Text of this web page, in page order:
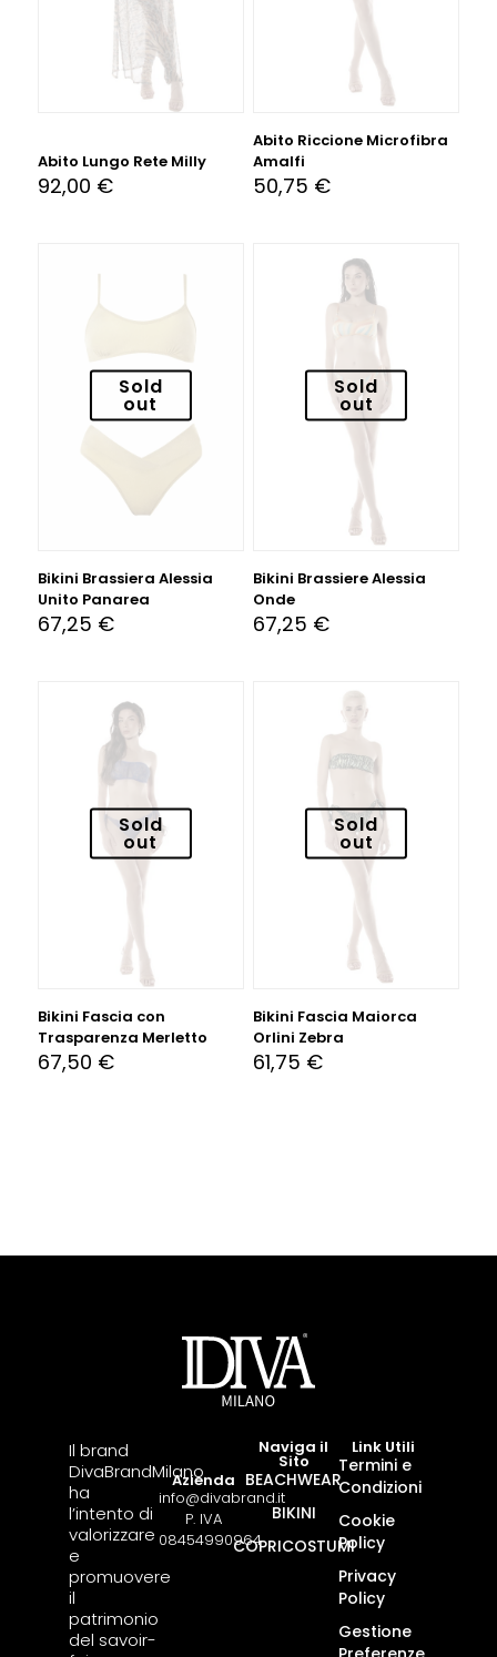
Abito Lungo Rete Milly
92,00 €
Abito Riccione Microfibra
Amalfi
50,75 €
Sold
out
Bikini Brassiera Alessia
Unito Panarea
67,25 €
Sold
out
Bikini Brassiere Alessia
Onde
67,25 €
Sold
out
Bikini Fascia con
Trasparenza Merletto
67,50 €
Sold
out
Bikini Fascia Maiorca
Orlini Zebra
61,75 €
Il brand
DivaBrandMilano
ha
l’intento di
valorizzare
e
promuovere
il
patrimonio
del savoir-
Azienda
info@divabrand.it
P. IVA
08454990964
Naviga il
Sito
BEACHWEAR
BIKINI
COPRICOSTUMI
Link Utili
Termini e
Condizioni
Cookie
Policy
Privacy
Policy
Gestione